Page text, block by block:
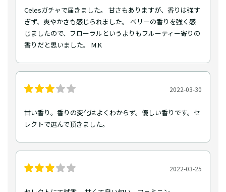
Celesガチャで届きました。 甘さもありますが、香りは強す
ぎず、爽やかさも感じられました。 ベリーの香りを強く感
じましたので、フローラルというよりもフルーティー寄りの
香りだと思いました。 M.K
2022-03-30
甘い香り。香りの変化はよくわからず。優しい香りです。セ
レクトで選んで頂きました。
2022-03-25